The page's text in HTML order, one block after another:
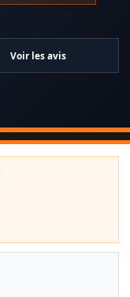
Voir les avis